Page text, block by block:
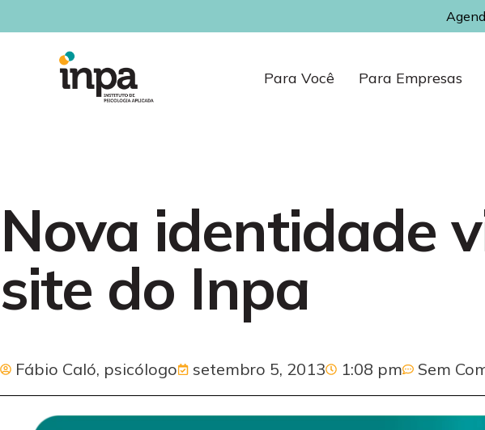
Para Você Para Empresas
Nova identidade
site do Inpa
Fábio Caló, psicólogo setembro 5, 2013 1:08 pm Sem